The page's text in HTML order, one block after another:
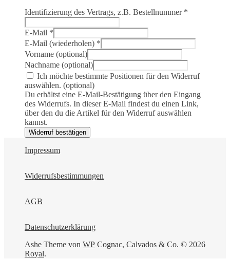
Identifizierung des Vertrags, z.B. Bestellnummer *
E-Mail *
E-Mail (wiederholen) *
Vorname (optional)
Nachname (optional)
Ich möchte bestimmte Positionen für den Widerruf
auswählen. (optional)
Du erhältst eine E-Mail-Bestätigung über den Eingang
des Widerrufs. In dieser E-Mail findest du einen Link,
über den du die Artikel für den Widerruf auswählen
kannst.
Widerruf bestätigen
Impressum
Widerrufsbestimmungen
AGB
Datenschutzerklärung
Cognac, Calvados & Co. © 2026
Ashe Theme von WP
Royal.